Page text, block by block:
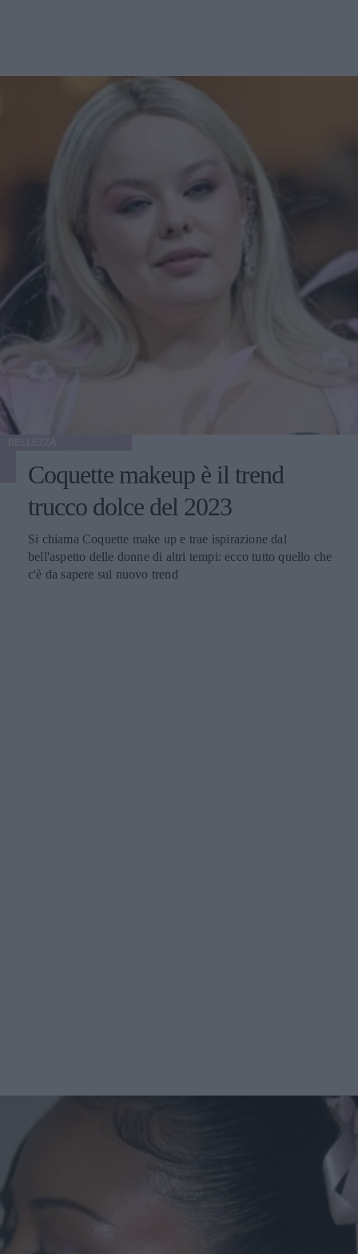
Coquette makeup è il trend
trucco dolce del 2023
Si chiama Coquette make up e trae ispirazione dal
bell'aspetto delle donne di altri tempi: ecco tutto quello che
c'è da sapere sul nuovo trend